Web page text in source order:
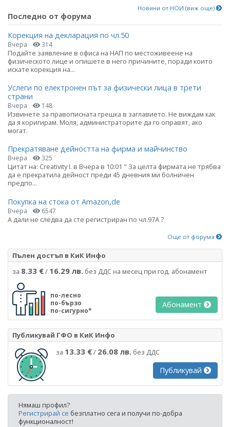
Новини от НОИ (виж още)
Последно от форума
Корекция на декларация по чл.50
Вчера 314
Подайте заявление в офиса на НАП по местоживеене на
физическото лице и опишете в него причините, поради които
искате корекция на...
Услеги по електронен път за физически лица в трети
страни
Вчера 148
Извинете за правописната грешка в заглавието. Не виждам как
да я коригирам. Моля, администраторите да го оправят, ако
могат.
Прекратяване дейността на фирма и майчинство
Вчера 325
Цитат на: Creativity I. в Вчера в 10:01 " За целта фирмата не трябва
да е прекратила дейност преди 45 дневния ми болничен
предпо...
Покупка на стока от Amazon,de
Вчера 6547
А дали не следва да сте регистриран по чл.97А ?
Още от форума
Пълен достъп в КиК Инфо
за 8.33 €/ 16.29 лв. без ДДС на месец при год. абонамент
по-лесно
по-бързо
по-сигурно*
Абонамент
Публикувай ГФО в КиК Инфо
за 13.33 €/ 26.08 лв. без ДДС
Публикувай
Нямаш профил?
Регистрирай се безплатно сега и получи по-добра
функционалност!